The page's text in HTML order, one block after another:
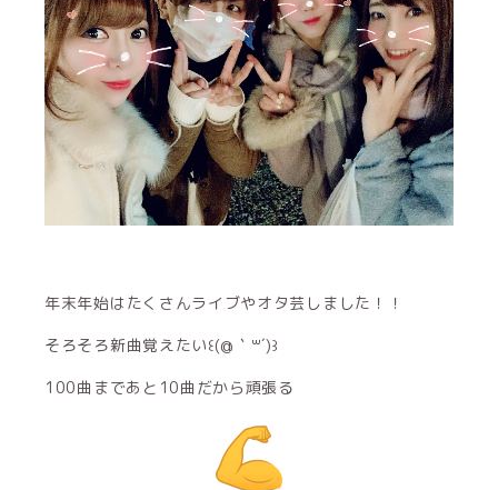
年末年始はたくさんライブやオタ芸しました！！
そろそろ新曲覚えたい꒰(@｀꒳´)꒱
100曲まであと10曲だから頑張る